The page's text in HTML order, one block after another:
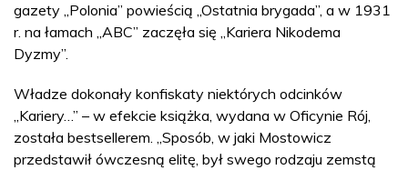
gazety „Polonia” powieścią „Ostatnia brygada”, a w 1931
r. na łamach „ABC” zaczęła się „Kariera Nikodema
Dyzmy”.
Władze dokonały konfiskaty niektórych odcinków
„Kariery…” – w efekcie książka, wydana w Oficynie Rój,
została bestsellerem. „Sposób, w jaki Mostowicz
przedstawił ówczesną elitę, był swego rodzaju zemstą